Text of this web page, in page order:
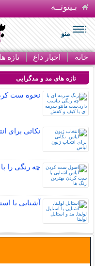
بـیتوتــه
منو
خانه اخبار داغ تازه
تازه های مد و مدگرایی
نحوه ست
نکاتی برای
چه رنگی را
آشنایی با